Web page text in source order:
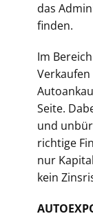
das
finden.
Im
Seite.
und
richtige
nur
kein